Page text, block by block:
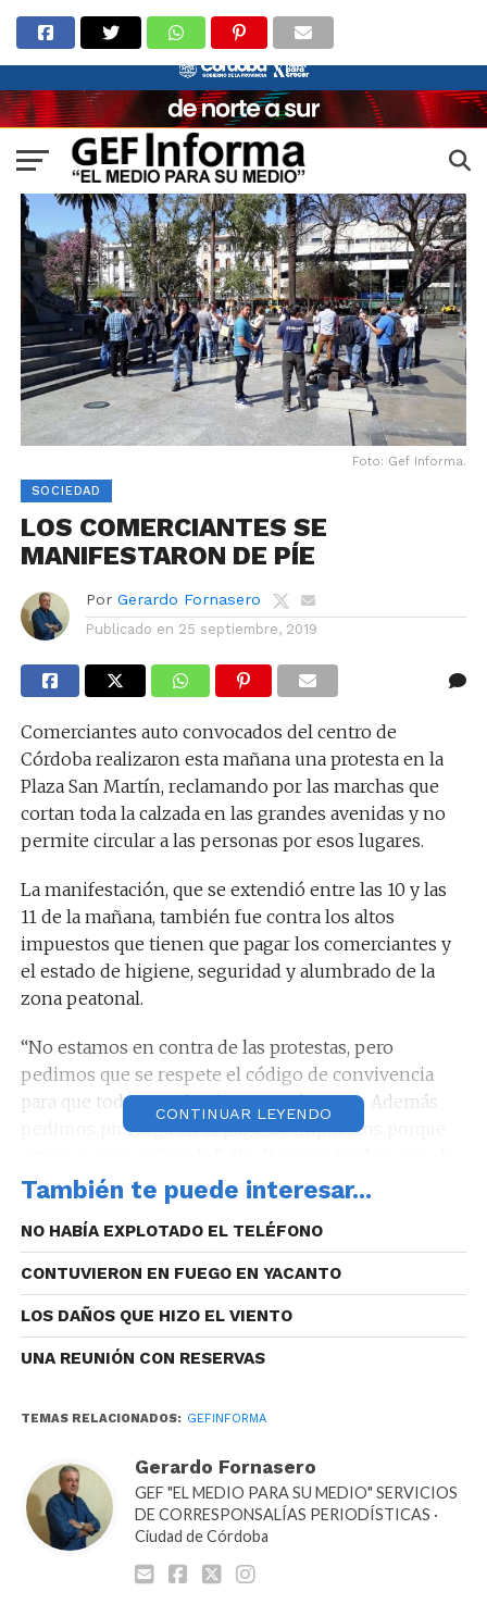
Foto: Gef Informa.
SOCIEDAD
LOS COMERCIANTES SE
MANIFESTARON DE PÍE
Por Gerardo Fornasero
Publicado en 25 septiembre, 2019
Comerciantes auto convocados del centro de
Córdoba realizaron esta mañana una protesta en la
Plaza San Martín, reclamando por las marchas que
cortan toda la calzada en las grandes avenidas y no
permite circular a las personas por esos lugares.
La manifestación, que se extendió entre las 10 y las
11 de la mañana, también fue contra los altos
impuestos que tienen que pagar los comerciantes y
el estado de higiene, seguridad y alumbrado de la
zona peatonal.
“No estamos en contra de las protestas, pero
pedimos que se respete el código de convivencia
para que todos puedan ingresar al centro. Además
pedimos prórroga en el pago de impuestos porque
las comerciantes que se manifestó en la Plaza San
Audio: Romina Kaplan (Comerciante).
audio
CONTINUAR LEYENDO
También te puede interesar...
NO HABÍA EXPLOTADO EL TELÉFONO
CONTUVIERON EN FUEGO EN YACANTO
LOS DAÑOS QUE HIZO EL VIENTO
UNA REUNIÓN CON RESERVAS
TEMAS RELACIONADOS: GEFINFORMA
Gerardo Fornasero
GEF "EL MEDIO PARA SU MEDIO" SERVICIOS
DE CORRESPONSALÍAS PERIODÍSTICAS ·
Ciudad de Córdoba